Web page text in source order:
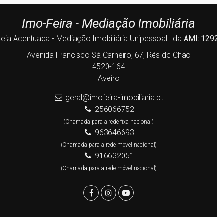
Imo-Feira - Mediação Imobiliária
Acentuada - Mediação Imobiliária Unipessoal Lda AMI:
Avenida Francisco Sá Carneiro, 67, Rés do Chão
4520-164
Aveiro
geral@imofeira-imobiliaria.pt
256066752
(Chamada para a rede fixa nacional)
963646693
(Chamada para a rede móvel nacional)
916632051
(Chamada para a rede móvel nacional)